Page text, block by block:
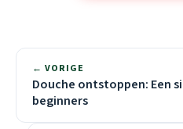
← VORIGE
Douche ontstoppen: Een
beginners